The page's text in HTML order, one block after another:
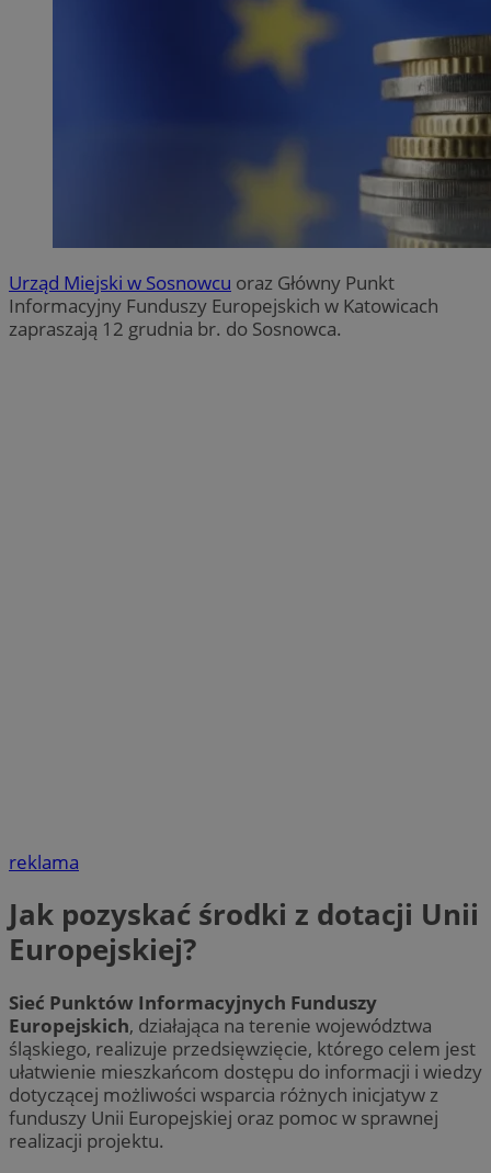
Urząd Miejski w Sosnowcu oraz Główny Punkt
Informacyjny Funduszy Europejskich w Katowicach
zapraszają 12 grudnia br. do Sosnowca.
reklama
Jak pozyskać środki z dotacji Unii
Europejskiej?
Sieć Punktów Informacyjnych Funduszy
Europejskich, działająca na terenie województwa
śląskiego, realizuje przedsięwzięcie, którego celem jest
ułatwienie mieszkańcom dostępu do informacji i wiedzy
dotyczącej możliwości wsparcia różnych inicjatyw z
funduszy Unii Europejskiej oraz pomoc w sprawnej
realizacji projektu.